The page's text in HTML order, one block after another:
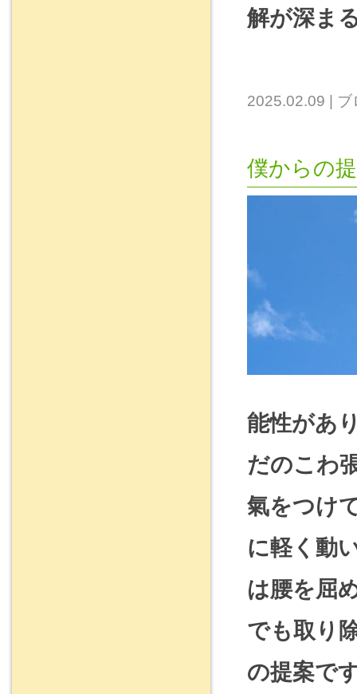
解が深ま
2025.02.09 ブ
僕からの
能性があ
だのこわ
氣をつけ
に軽く動
は腰を屈
でも取り
の提案で